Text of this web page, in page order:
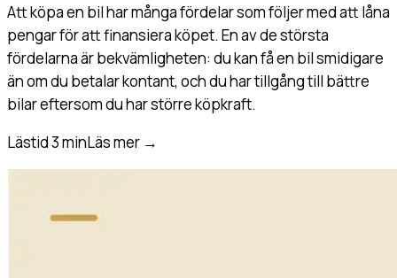
Att köpa en bil har många fördelar som följer med att låna
pengar för att finansiera köpet. En av de största
fördelarna är bekvämligheten: du kan få en bil smidigare
än om du betalar kontant, och du har tillgång till bättre
bilar eftersom du har större köpkraft.
Lästid 3 minLäs mer →